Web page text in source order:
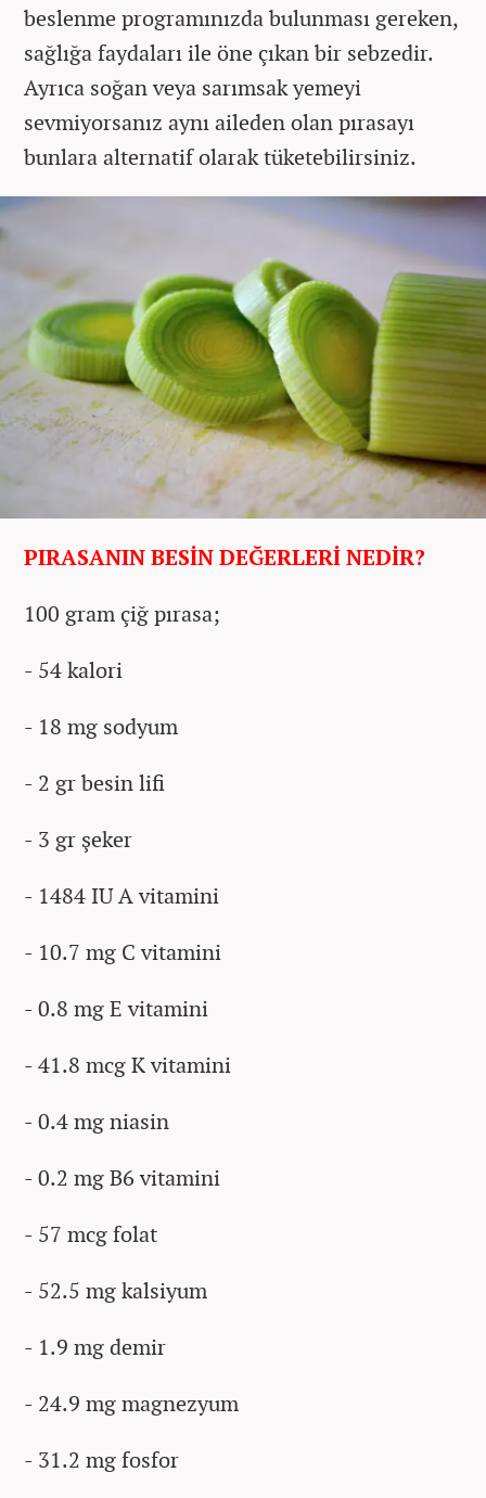
beslenme programınızda bulunması gereken,
sağlığa faydaları ile öne çıkan bir sebzedir.
Ayrıca soğan veya sarımsak yemeyi
sevmiyorsanız aynı aileden olan pırasayı
bunlara alternatif olarak tüketebilirsiniz.
PIRASANIN BESİN DEĞERLERİ NEDİR?
100 gram çiğ pırasa;
- 54 kalori
- 18 mg sodyum
- 2 gr besin lifi
- 3 gr şeker
- 1484 IU A vitamini
- 10.7 mg C vitamini
- 0.8 mg E vitamini
- 41.8 mcg K vitamini
- 0.4 mg niasin
- 0.2 mg B6 vitamini
- 57 mcg folat
- 52.5 mg kalsiyum
- 1.9 mg demir
- 24.9 mg magnezyum
- 31.2 mg fosfor